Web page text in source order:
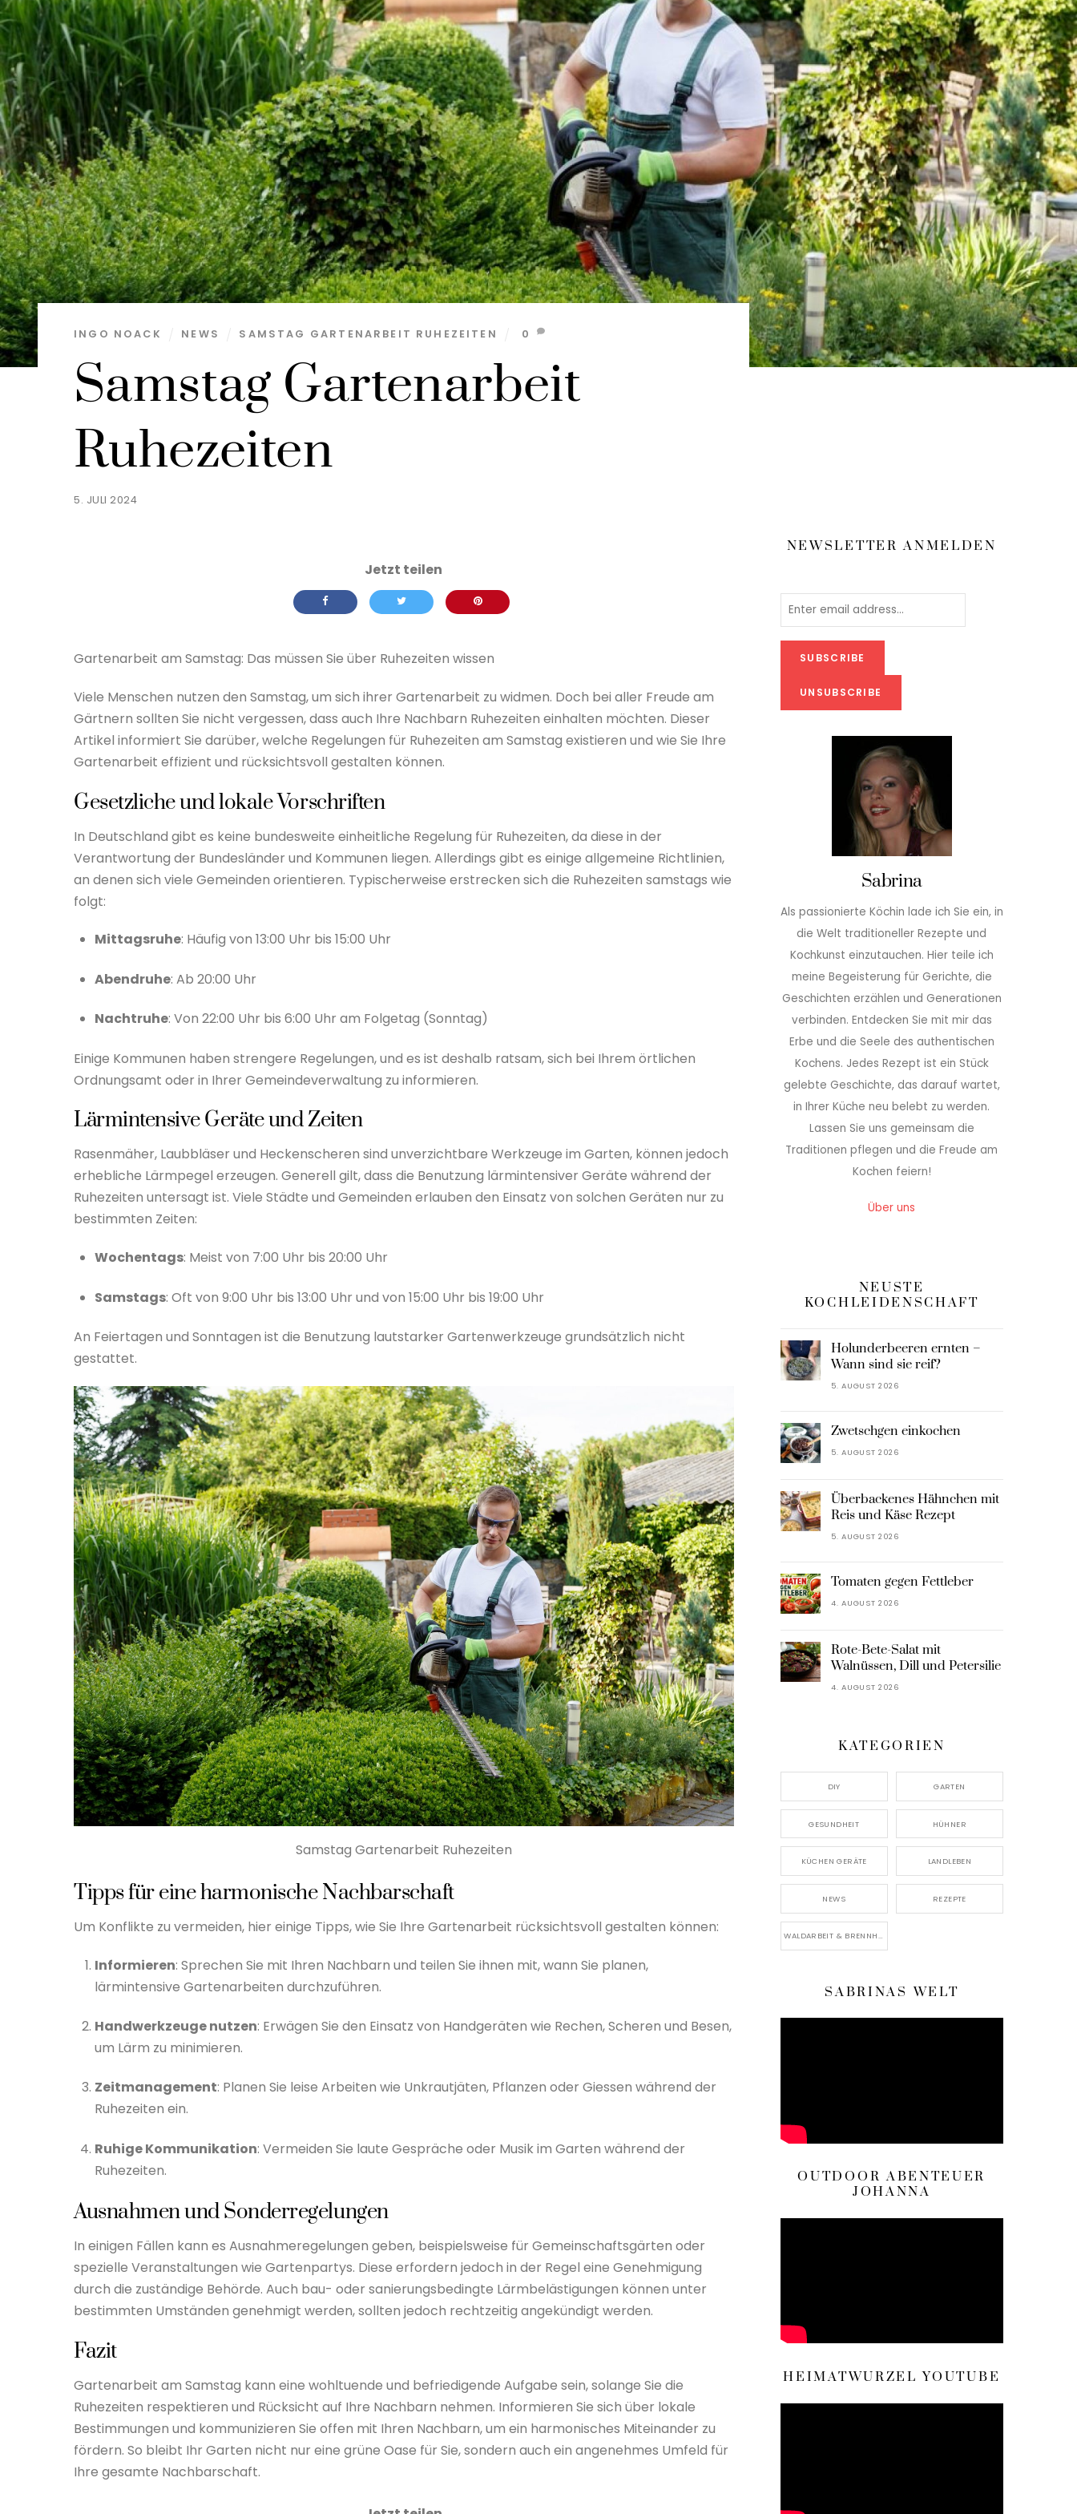
5. JULI 2024
Samstag Gartenarbeit
Ruhezeiten
INGO NOACK NEWS SAMSTAG GARTENARBEIT RUHEZEITEN 0
Gartenarbeit am Samstag: Das müssen Sie über Ruhezeiten wissen
Viele Menschen nutzen den Samstag, um sich ihrer Gartenarbeit zu widmen. Doch bei aller Freude am
Gärtnern sollten Sie nicht vergessen, dass auch Ihre Nachbarn Ruhezeiten einhalten möchten. Dieser
Artikel informiert Sie darüber, welche Regelungen für Ruhezeiten am Samstag existieren und wie Sie Ihre
Gartenarbeit effizient und rücksichtsvoll gestalten können.
Gesetzliche und lokale Vorschriften
In Deutschland gibt es keine bundesweite einheitliche Regelung für Ruhezeiten, da diese in der
Verantwortung der Bundesländer und Kommunen liegen. Allerdings gibt es einige allgemeine Richtlinien,
an denen sich viele Gemeinden orientieren. Typischerweise erstrecken sich die Ruhezeiten samstags wie
folgt:
Mittagsruhe: Häufig von 13:00 Uhr bis 15:00 Uhr
Abendruhe: Ab 20:00 Uhr
Nachtruhe: Von 22:00 Uhr bis 6:00 Uhr am Folgetag (Sonntag)
Einige Kommunen haben strengere Regelungen, und es ist deshalb ratsam, sich bei Ihrem örtlichen
Ordnungsamt oder in Ihrer Gemeindeverwaltung zu informieren.
Lärmintensive Geräte und Zeiten
Rasenmäher, Laubbläser und Heckenscheren sind unverzichtbare Werkzeuge im Garten, können jedoch
erhebliche Lärmpegel erzeugen. Generell gilt, dass die Benutzung lärmintensiver Geräte während der
Ruhezeiten untersagt ist. Viele Städte und Gemeinden erlauben den Einsatz von solchen Geräten nur zu
bestimmten Zeiten:
Wochentags: Meist von 7:00 Uhr bis 20:00 Uhr
Samstags: Oft von 9:00 Uhr bis 13:00 Uhr und von 15:00 Uhr bis 19:00 Uhr
An Feiertagen und Sonntagen ist die Benutzung lautstarker Gartenwerkzeuge grundsätzlich nicht
gestattet.
Samstag Gartenarbeit Ruhezeiten
Tipps für eine harmonische Nachbarschaft
Um Konflikte zu vermeiden, hier einige Tipps, wie Sie Ihre Gartenarbeit rücksichtsvoll gestalten können:
Informieren: Sprechen Sie mit Ihren Nachbarn und teilen Sie ihnen mit, wann Sie planen,
lärmintensive Gartenarbeiten durchzuführen.
Handwerkzeuge nutzen: Erwägen Sie den Einsatz von Handgeräten wie Rechen, Scheren und Besen,
um Lärm zu minimieren.
Zeitmanagement: Planen Sie leise Arbeiten wie Unkrautjäten, Pflanzen oder Giessen während der
Ruhezeiten ein.
Ruhige Kommunikation: Vermeiden Sie laute Gespräche oder Musik im Garten während der
Ruhezeiten.
Ausnahmen und Sonderregelungen
In einigen Fällen kann es Ausnahmeregelungen geben, beispielsweise für Gemeinschaftsgärten oder
spezielle Veranstaltungen wie Gartenpartys. Diese erfordern jedoch in der Regel eine Genehmigung
durch die zuständige Behörde. Auch bau- oder sanierungsbedingte Lärmbelästigungen können unter
bestimmten Umständen genehmigt werden, sollten jedoch rechtzeitig angekündigt werden.
Fazit
Gartenarbeit am Samstag kann eine wohltuende und befriedigende Aufgabe sein, solange Sie die
Ruhezeiten respektieren und Rücksicht auf Ihre Nachbarn nehmen. Informieren Sie sich über lokale
Bestimmungen und kommunizieren Sie offen mit Ihren Nachbarn, um ein harmonisches Miteinander zu
fördern. So bleibt Ihr Garten nicht nur eine grüne Oase für Sie, sondern auch ein angenehmes Umfeld für
Ihre gesamte Nachbarschaft.
NEWSLETTER ANMELDEN
Sabrina
Als passionierte Köchin lade ich Sie ein, in
die Welt traditioneller Rezepte und
Kochkunst einzutauchen. Hier teile ich
meine Begeisterung für Gerichte, die
Geschichten erzählen und Generationen
verbinden. Entdecken Sie mit mir das
Erbe und die Seele des authentischen
Kochens. Jedes Rezept ist ein Stück
gelebte Geschichte, das darauf wartet,
in Ihrer Küche neu belebt zu werden.
Lassen Sie uns gemeinsam die
Traditionen pflegen und die Freude am
Kochen feiern!
Über uns
NEUSTE
KOCHLEIDENSCHAFT
Holunderbeeren ernten –
Wann sind sie reif?
5. AUGUST 2026
Zwetschgen einkochen
5. AUGUST 2026
Überbackenes Hähnchen mit
Reis und Käse Rezept
5. AUGUST 2026
Tomaten gegen Fettleber
4. AUGUST 2026
Rote-Bete-Salat mit
Walnüssen, Dill und Petersilie
4. AUGUST 2026
KATEGORIEN
DIY GARTEN
GESUNDHEIT HÜHNER
KÜCHEN GERÄTE LANDLEBEN
NEWS REZEPTE
WALDARBEIT & BRENNHOLZ
SABRINAS WELT
OUTDOOR ABENTEUER
JOHANNA
HEIMATWURZEL YOUTUBE